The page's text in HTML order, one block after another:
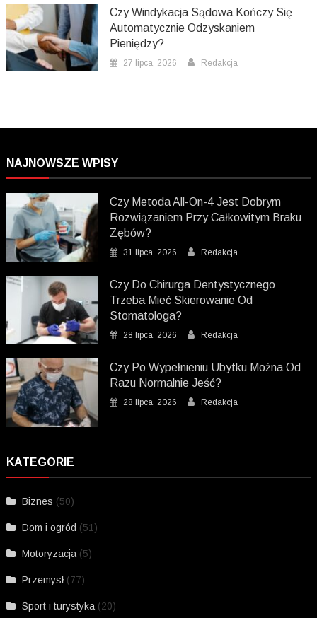
Czy Windykacja Sądowa Kończy Się
Automatycznie Odzyskaniem
Pieniędzy?
27 lipca, 2026 Redakcja
NAJNOWSZE WPISY
Czy Metoda All-On-4 Jest Dobrym
Rozwiązaniem Przy Całkowitym Braku
Zębów?
31 lipca, 2026 Redakcja
Czy Do Chirurga Dentystycznego
Trzeba Mieć Skierowanie Od
Stomatologa?
28 lipca, 2026 Redakcja
Czy Po Wypełnieniu Ubytku Można Od
Razu Normalnie Jeść?
28 lipca, 2026 Redakcja
KATEGORIE
Biznes (50)
Dom i ogród (51)
Motoryzacja (5)
Przemysł (77)
Sport i turystyka (20)